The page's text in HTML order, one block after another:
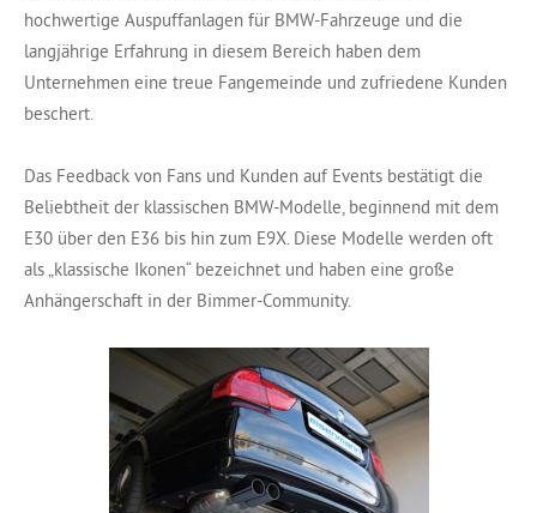
hochwertige Auspuffanlagen für BMW-Fahrzeuge und die
langjährige Erfahrung in diesem Bereich haben dem
Unternehmen eine treue Fangemeinde und zufriedene Kunden
beschert.
Das Feedback von Fans und Kunden auf Events bestätigt die
Beliebtheit der klassischen BMW-Modelle, beginnend mit dem
E30 über den E36 bis hin zum E9X. Diese Modelle werden oft
als „klassische Ikonen“ bezeichnet und haben eine große
Anhängerschaft in der Bimmer-Community.